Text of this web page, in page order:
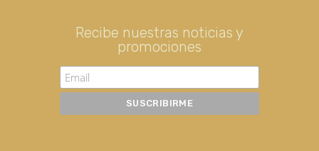
Recibe nuestras noticias y
promociones